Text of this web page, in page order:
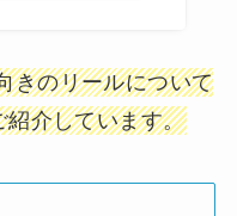
きのリールについて
紹介しています。